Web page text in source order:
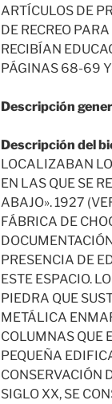
ARTÍCULOS DE
DE RECREO
RECIBÍAN
PÁGINAS 68-69
Descripción
Descripción del
LOCALIZABAN
EN LAS QUE SE
ABAJO». 1927
FÁBRICA DE
PRESENCIA DE
ESTE ESPACIO.
PIEDRA QUE
METÁLICA
COLUMNAS QUE
PEQUEÑA
CONSERVACIÓN
SIGLO XX, SE